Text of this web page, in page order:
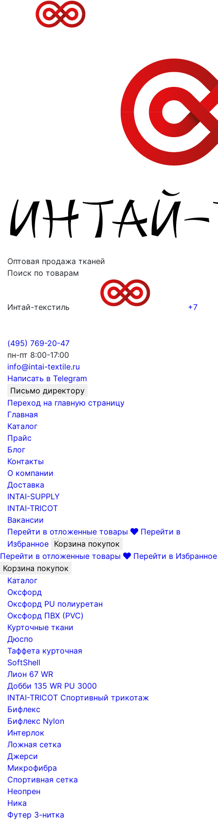
Оптовая продажа тканей
Поиск по товарам
Интай-текстиль +7
(495) 769-20-47
пн-пт 8:00-17:00
info@intai-textile.ru
Написать в Telegram
Письмо директору
Переход на главную страницу
Главная
Каталог
Прайс
Блог
Контакты
О компании
Доставка
INTAI-SUPPLY
INTAI-TRICOT
Вакансии
Перейти в отложенные товары
Перейти в
Избранное Корзина покупок
Перейти в отложенные товары
Перейти в Избранное
Корзина покупок
Каталог
Оксфорд
Оксфорд PU полиуретан
Оксфорд ПВХ (PVC)
Курточные ткани
Дюспо
Таффета курточная
SoftShell
Лион 67 WR
Добби 135 WR PU 3000
INTAI-TRICOT Спортивный трикотаж
Бифлекс
Бифлекс Nylon
Интерлок
Ложная сетка
Джерси
Микрофибра
Спортивная сетка
Неопрен
Ника
Футер 3-нитка